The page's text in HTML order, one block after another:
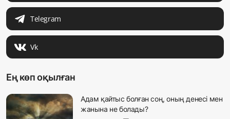
Telegram
Vk
Ең көп оқылған
Адам қайтыс болған соң, оның денесі мен
жанына не болады?